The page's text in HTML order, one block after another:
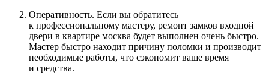
Оперативность. Если вы обратитесь
к профессиональному мастеру, ремонт замков входной
двери в квартире москва будет выполнен очень быстро.
Мастер быстро находит причину поломки и производит
необходимые работы, что сэкономит ваше время
и средства.